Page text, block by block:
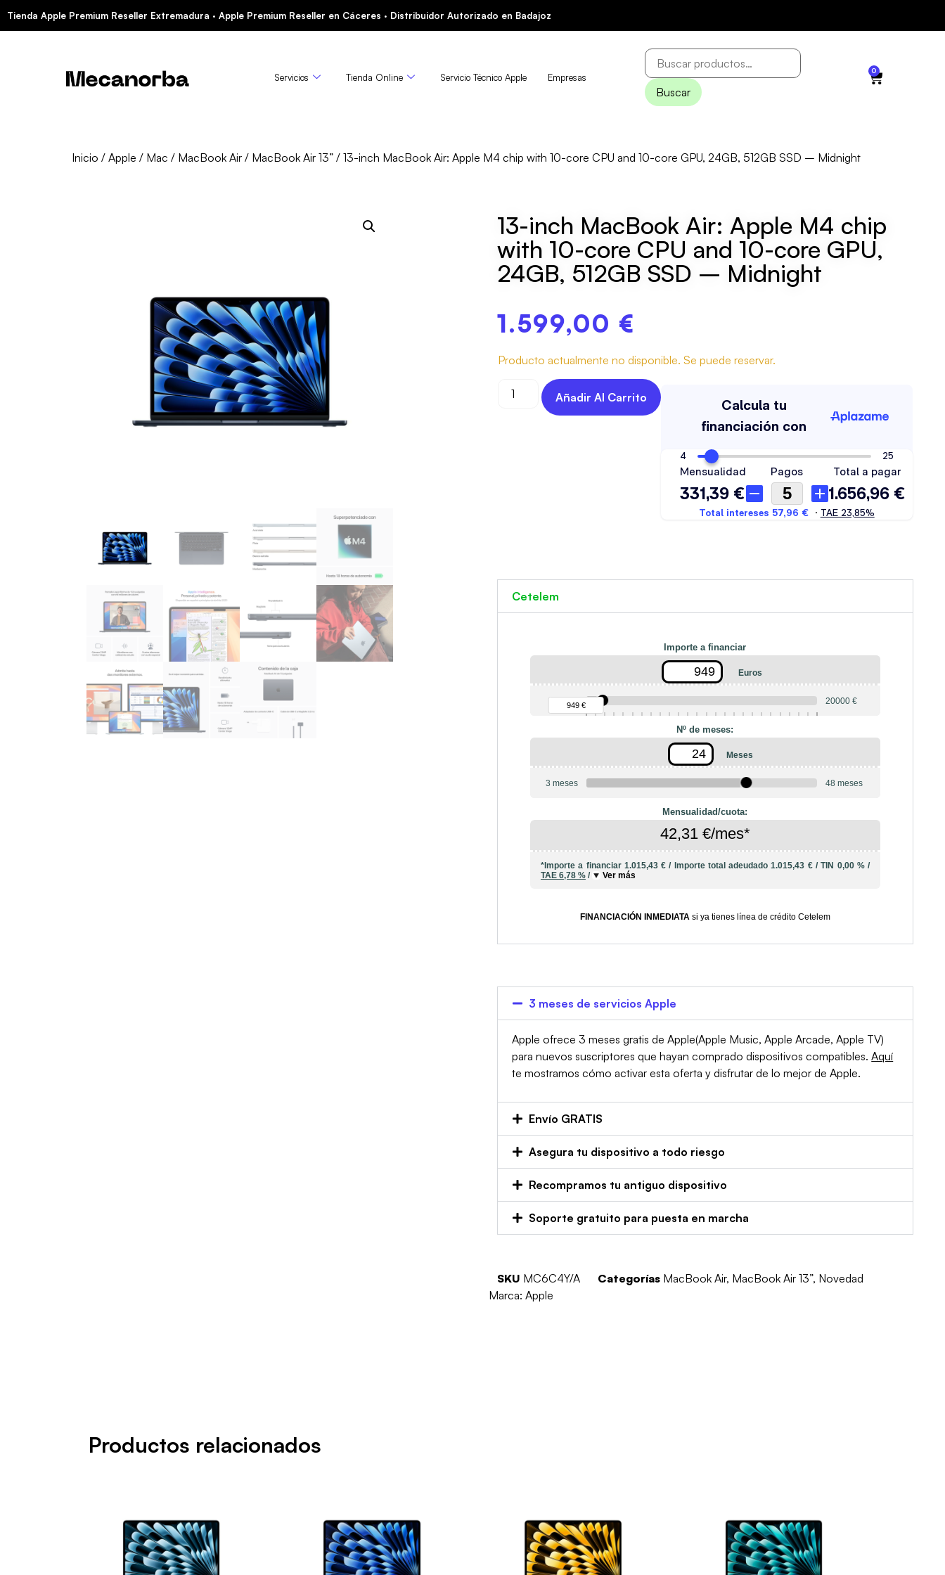
Tienda Apple Premium Reseller Extremadura · Apple Premium Reseller en Cáceres · Distribuidor Autorizado en Badajoz
Servicios Tienda Online Servicio Técnico Apple Empresas
Buscar
0
Inicio / Apple / Mac / MacBook Air/ MacBook Air 13”/ 13-inch MacBook Air: Apple M4 chip with 10-core CPU and 10-core GPU, 24GB, 512GB SSD – Midnight
13-inch MacBook Air: Apple M4 chip
with 10-core CPU and 10-core GPU,
24GB, 512GB SSD – Midnight
1.599,00 €
Producto actualmente no disponible. Se puede reservar.
Añadir Al Carrito
Cetelem
Importe a financiar
Euros
90 €
949 € 20000 €
Nº de meses:
Meses
3 meses 48 meses
Mensualidad/cuota:
42,31 €/mes*
*Importe a financiar 1.015,43 € / Importe total adeudado1.015,43 €/TIN 0,00 %/
TAE 6,78 %/ Ver más
FINANCIACIÓN INMEDIATAsi ya tienes línea de crédito Cetelem
3 meses de servicios Apple
Apple ofrece 3 meses gratis de Apple(Apple Music, Apple Arcade, Apple TV)
para nuevos suscriptores que hayan comprado dispositivos compatibles.Aquí
te mostramos cómo activar esta oferta y disfrutar de lo mejor de Apple.
Envío GRATIS
Asegura tu dispositivo a todo riesgo
Recompramos tu antiguo dispositivo
Soporte gratuito para puesta en marcha
SKU MC6C4Y/A Categorías MacBook Air, MacBook Air 13”, Novedad
Marca: Apple
Productos relacionados